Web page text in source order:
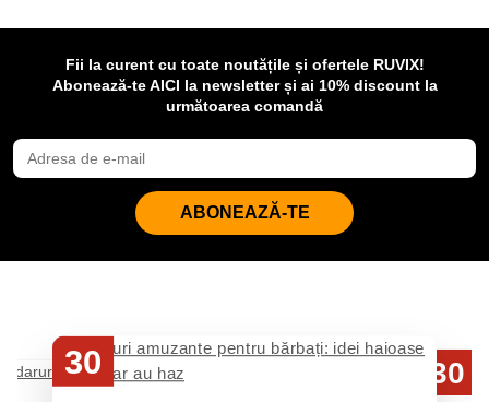
Fii la curent cu toate noutățile și ofertele RUVIX!
Abonează-te AICI la newsletter și ai 10% discount la
următoarea comandă
ABONEAZĂ-TE
30 30